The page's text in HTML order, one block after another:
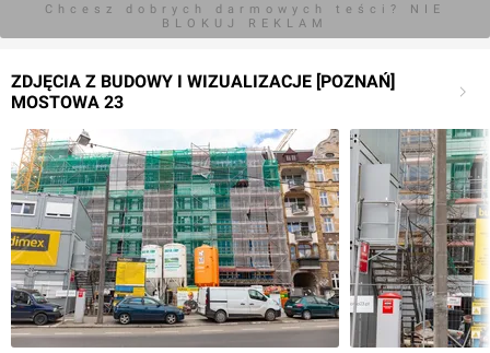
Chcesz dobrych darmowych teści? NIE
BLOKUJ REKLAM
ZDJĘCIA Z BUDOWY I WIZUALIZACJE [POZNAŃ]
MOSTOWA 23